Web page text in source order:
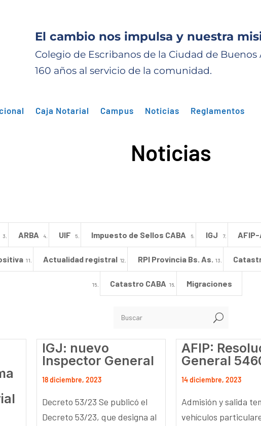
El cambio nos impulsa y nuestra
Colegio de Escribanos de la Ciudad de Buenos
160 años al servicio de la comunidad.
Caja Notarial Campus Noticias Reglamentos
Noticias
ARBA UIF Impuesto de Sellos CABA IGJ AFIP-
Actualidad registral RPI Provincia Bs. As.
Catastro CABA Migraciones
U
IGJ: nuevo
Inspector General
18 diciembre, 2023
Decreto 53/23 Se publicó el
Decreto 53/23, que designa al
AFIP:
General
14 diciembre, 2023
Admisión y salida
vehículos